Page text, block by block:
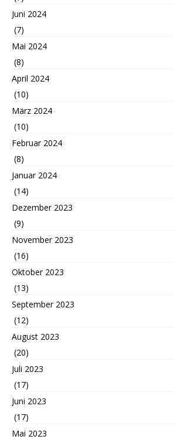
Juni 2024
(7)
Mai 2024
(8)
April 2024
(10)
März 2024
(10)
Februar 2024
(8)
Januar 2024
(14)
Dezember 2023
(9)
November 2023
(16)
Oktober 2023
(13)
September 2023
(12)
August 2023
(20)
Juli 2023
(17)
Juni 2023
(17)
Mai 2023